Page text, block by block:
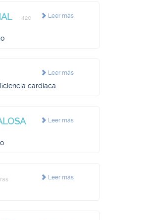
Leer más
420
Leer más
cardíaca
Leer más
Leer más